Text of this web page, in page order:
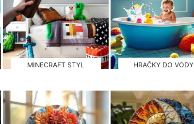
MINECRAFT STYL HRAČKY DO VODY